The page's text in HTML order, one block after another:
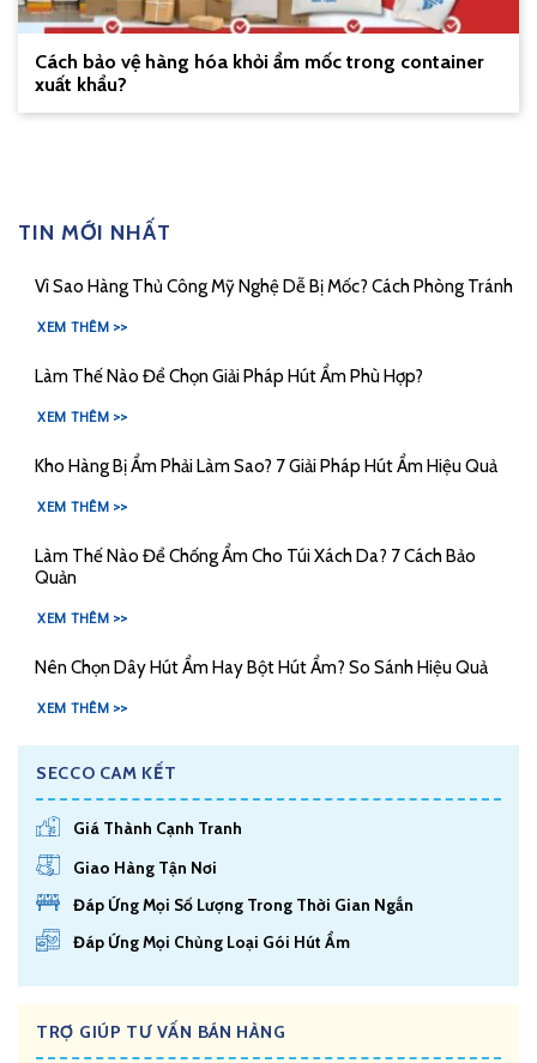
Cách bảo vệ hàng hóa khỏi ẩm mốc trong container
xuất khẩu?
TIN MỚI NHẤT
Vì Sao Hàng Thủ Công Mỹ Nghệ Dễ Bị Mốc? Cách Phòng Tránh
XEM THÊM >>
Làm Thế Nào Để Chọn Giải Pháp Hút Ẩm Phù Hợp?
XEM THÊM >>
Kho Hàng Bị Ẩm Phải Làm Sao? 7 Giải Pháp Hút Ẩm Hiệu Quả
XEM THÊM >>
Làm Thế Nào Để Chống Ẩm Cho Túi Xách Da? 7 Cách Bảo
Quản
XEM THÊM >>
Nên Chọn Dây Hút Ẩm Hay Bột Hút Ẩm? So Sánh Hiệu Quả
XEM THÊM >>
SECCO CAM KẾT
Giá Thành Cạnh Tranh
Giao Hàng Tận Nơi
Đáp Ứng Mọi Số Lượng Trong Thời Gian Ngắn
Đáp Ứng Mọi Chủng Loại Gói Hút Ẩm
TRỢ GIÚP TƯ VẤN BÁN HÀNG